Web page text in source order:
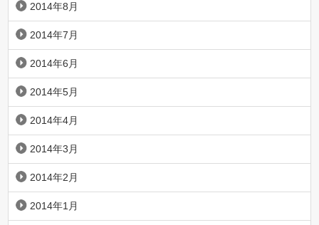
2014年8月
2014年7月
2014年6月
2014年5月
2014年4月
2014年3月
2014年2月
2014年1月